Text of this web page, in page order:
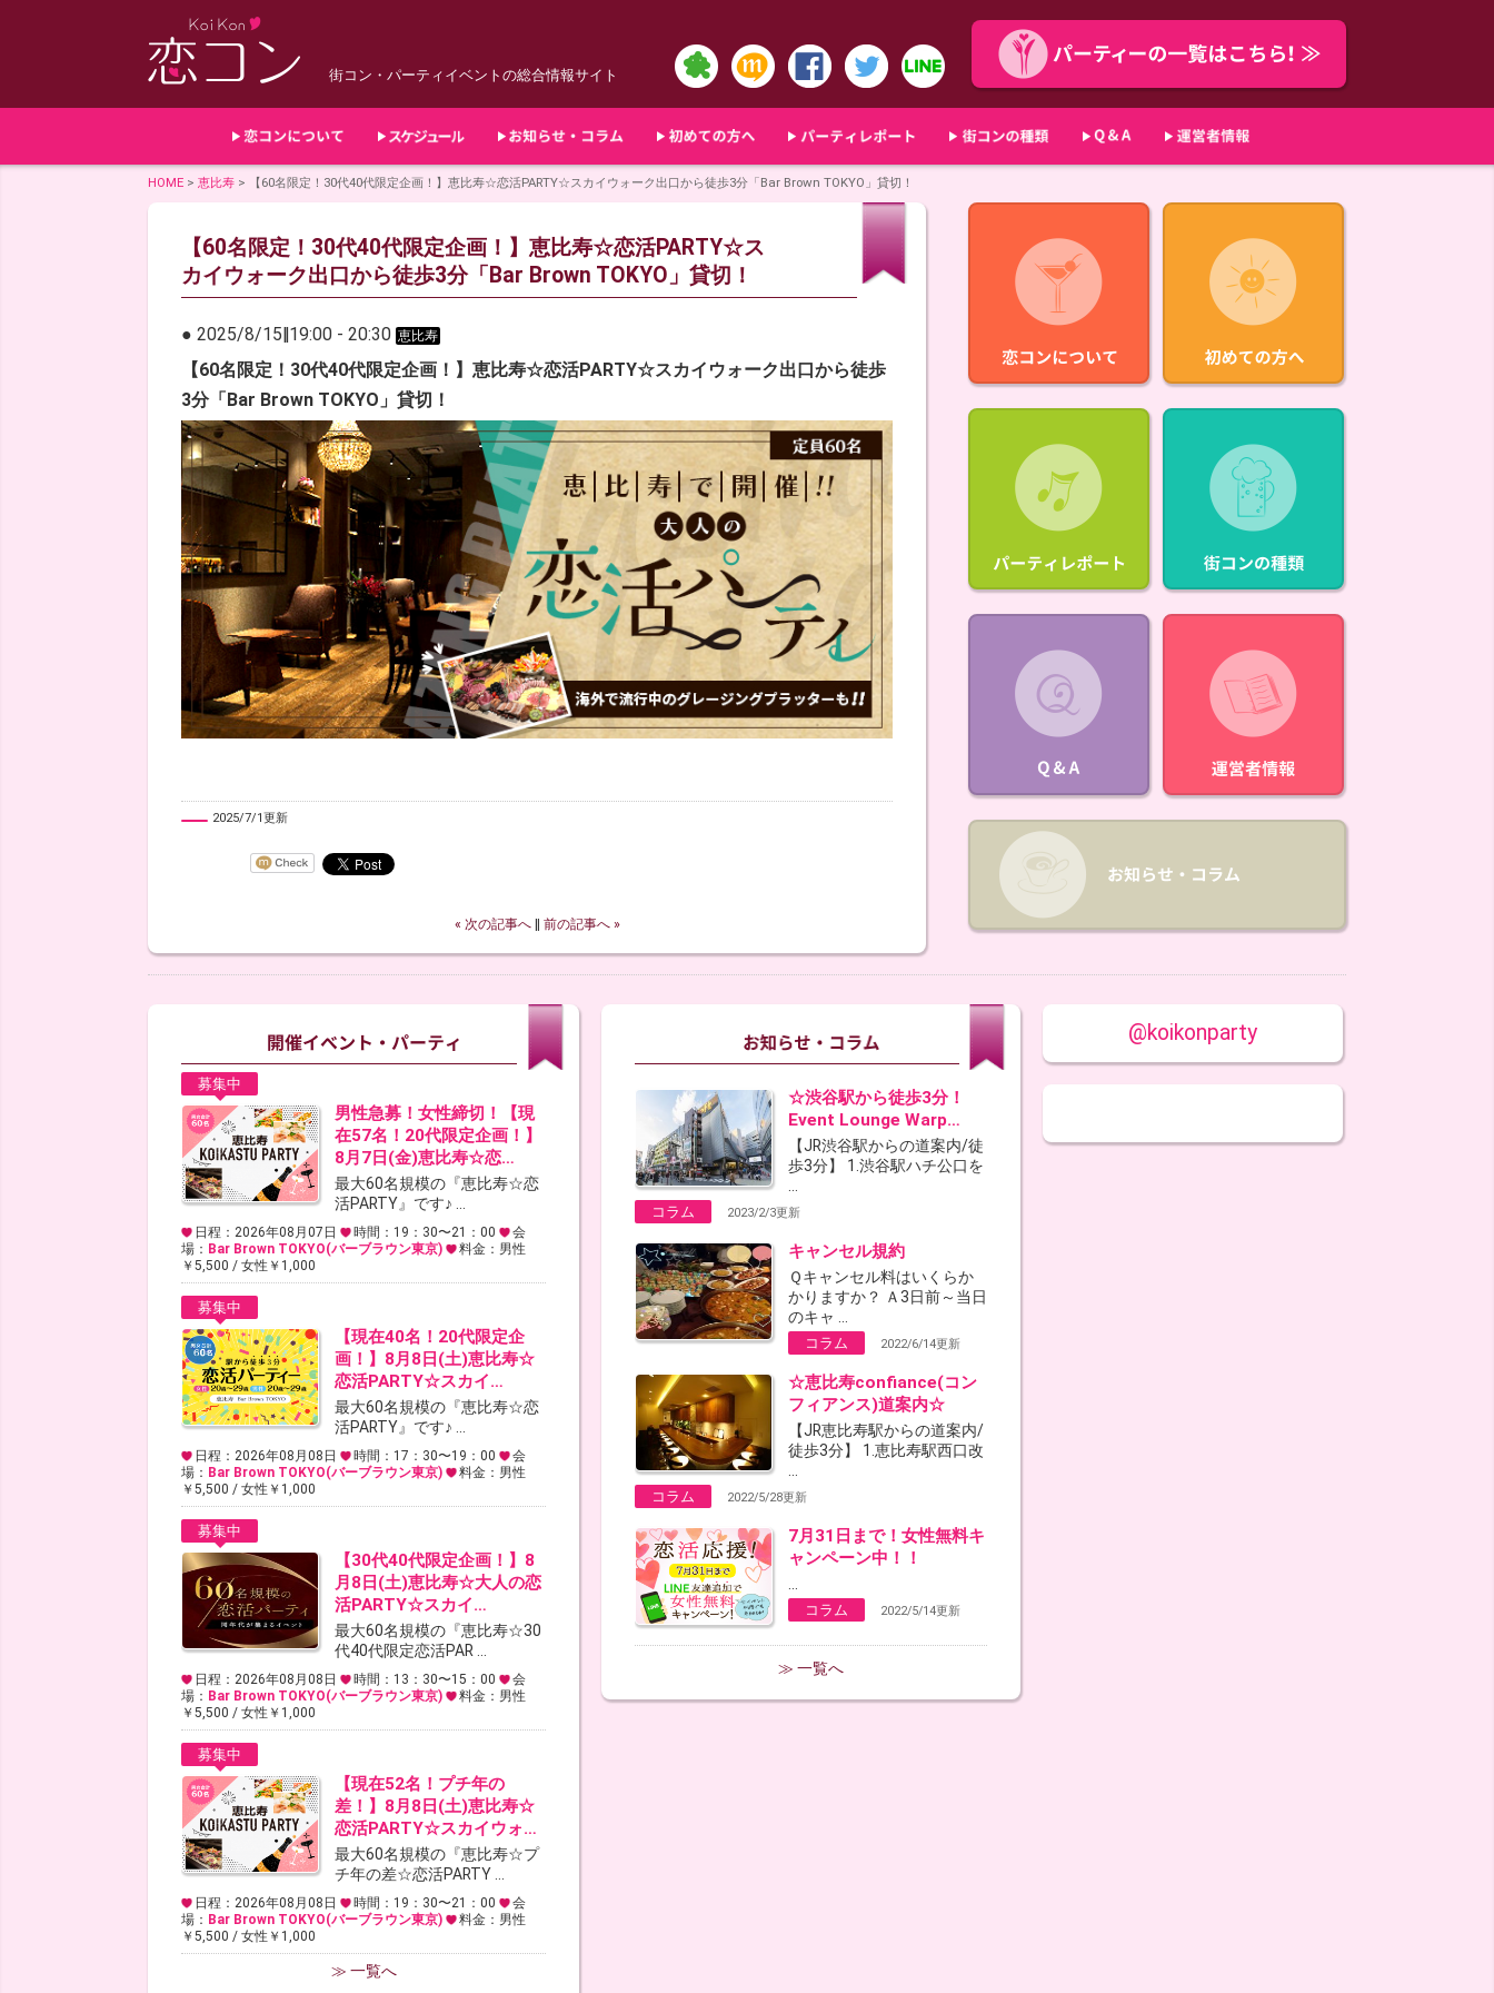
街コン・パーティイベントの総合情報サイト
HOME > 恵比寿 > 【60名限定！30代40代限定企画！】恵比寿☆恋活PARTY☆スカイウォーク出口から徒歩3分「Bar Brown TOKYO」貸切！
【60名限定！30代40代限定企画！】恵比寿☆恋活PARTY☆ス
カイウォーク出口から徒歩3分「Bar Brown TOKYO」貸切！
● 2025/8/15‖19:00 - 20:30 恵比寿
【60名限定！30代40代限定企画！】恵比寿☆恋活PARTY☆スカイウォーク出口から徒歩
3分「Bar Brown TOKYO」貸切！
2025/7/1更新
« 次の記事へ‖ 前の記事へ »
募集中
男性急募！女性締切！【現
在57名！20代限定企画！】
8月7日(金)恵比寿☆恋…
最大60名規模の『恵比寿☆恋
活PARTY』です♪ ...
日程：2026年08月07日 時間：19：30〜21：00
会
場： Bar Brown TOKYO(バーブラウン東京)
料金：男性
￥5,500 / 女性￥1,000
募集中
【現在40名！20代限定企
画！】8月8日(土)恵比寿☆
恋活PARTY☆スカイ…
最大60名規模の『恵比寿☆恋
活PARTY』です♪ ...
日程：2026年08月08日 時間：17：30〜19：00
会
場： Bar Brown TOKYO(バーブラウン東京)
料金：男性
￥5,500 / 女性￥1,000
募集中
【30代40代限定企画！】8
月8日(土)恵比寿☆大人の恋
活PARTY☆スカイ…
最大60名規模の『恵比寿☆30
代40代限定恋活PAR ...
日程：2026年08月08日 時間：13：30〜15：00
会
場： Bar Brown TOKYO(バーブラウン東京)
料金：男性
￥5,500 / 女性￥1,000
募集中
【現在52名！プチ年の
差！】8月8日(土)恵比寿☆
恋活PARTY☆スカイウォ…
最大60名規模の『恵比寿☆プ
チ年の差☆恋活PARTY ...
日程：2026年08月08日 時間：19：30〜21：00
会
場： Bar Brown TOKYO(バーブラウン東京)
料金：男性
￥5,500 / 女性￥1,000
≫ 一覧へ
☆渋谷駅から徒歩3分！
Event Lounge Warp…
【JR渋谷駅からの道案内/徒
歩3分】 1.渋谷駅ハチ公口を
コラム 2023/2/3更新
キャンセル規約
Ｑキャンセル料はいくらか
かりますか？ Ａ3日前～当日
のキャ ...
コラム 2022/6/14更新
☆恵比寿confiance(コン
フィアンス)道案内☆
【JR恵比寿駅からの道案内/
徒歩3分】 1.恵比寿駅西口改
コラム 2022/5/28更新
7月31日まで！女性無料キ
ャンペーン中！！
コラム 2022/5/14更新
≫ 一覧へ
@koikonparty